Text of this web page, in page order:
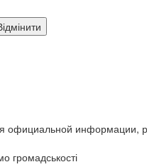
информации,
громадськості